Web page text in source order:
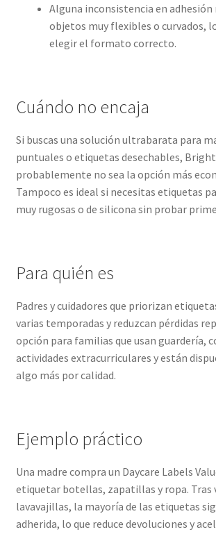
Alguna inconsistencia en
objetos muy flexibles o curvados,
elegir el formato correcto.
Cuándo no encaja
Si buscas una solución ultrabarata para
puntuales o etiquetas desechables,
probablemente no sea la opción más
Tampoco es ideal si necesitas etiquetas
muy rugosas o de silicona sin probar
Para quién es
Padres y cuidadores que priorizan
varias temporadas y reduzcan pérdidas
opción para familias que usan guardería,
actividades extracurriculares y están
algo más por calidad.
Ejemplo práctico
Una madre compra un Daycare Labels
etiquetar botellas, zapatillas y ropa. Tras
lavavajillas, la mayoría de las etiquetas
adherida, lo que reduce devoluciones y